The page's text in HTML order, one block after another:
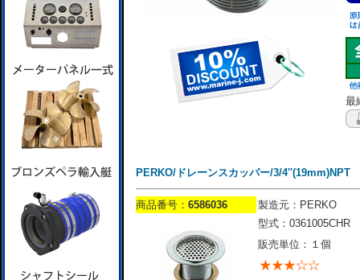
最
PERKO/ドレーンスカッパー/3/4''(19mm)NPT
商品番号： 6586036
製造元：PERKO
型式：0361005CHR
販売単位：１個